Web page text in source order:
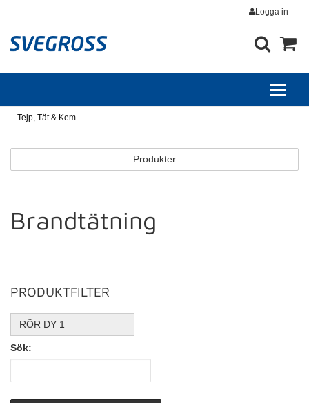
Logga in
Tejp, Tät & Kem
Produkter
Brandtätning
PRODUKTFILTER
RÖR DY 1
Sök: